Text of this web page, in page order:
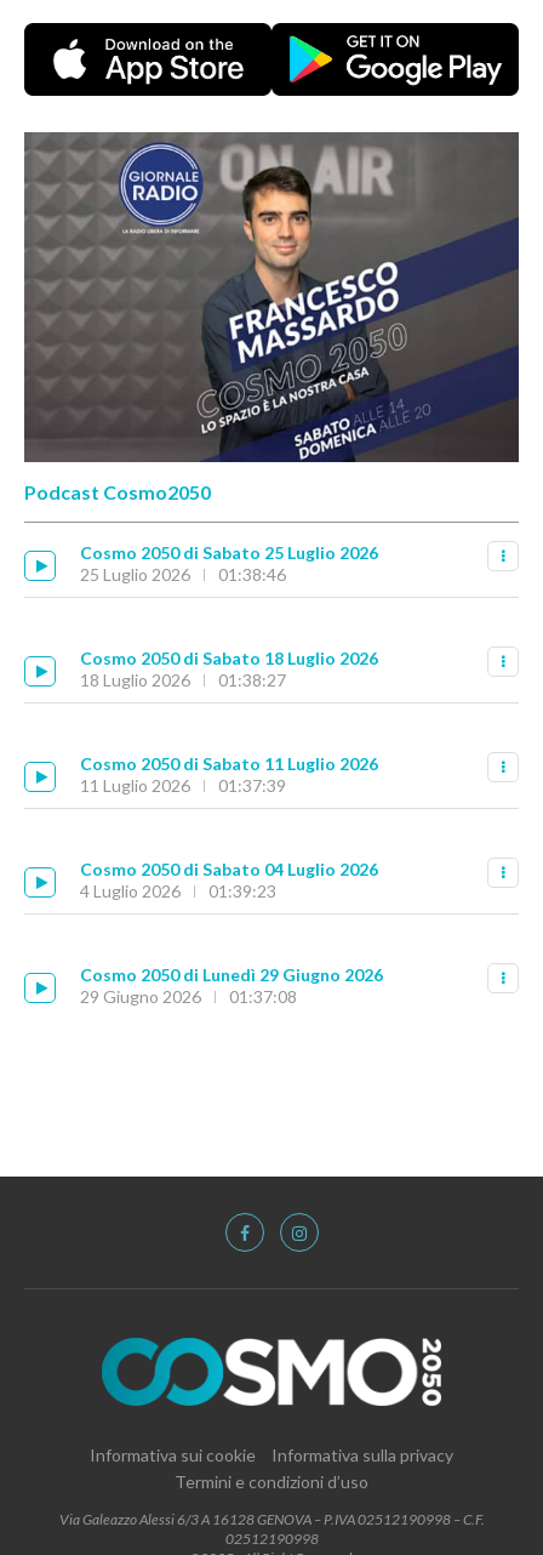
Podcast Cosmo2050
Cosmo 2050 di Sabato 25 Luglio 2026
25 Luglio 2026
01:38:46
Cosmo 2050 di Sabato 18 Luglio 2026
18 Luglio 2026
01:38:27
Cosmo 2050 di Sabato 11 Luglio 2026
11 Luglio 2026
01:37:39
Cosmo 2050 di Sabato 04 Luglio 2026
4 Luglio 2026
01:39:23
Cosmo 2050 di Lunedì 29 Giugno 2026
29 Giugno 2026
01:37:08
Informativa sui cookie
Informativa sulla privacy
Termini e condizioni d’uso
Via Galeazzo Alessi 6/3 A 16128 GENOVA – P.IVA 02512190998 – C.F.
02512190998